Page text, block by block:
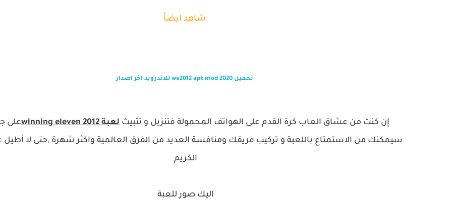
شاهد ايضاً
تحميل we2012 apk mod 2020 للاندرويد اخر اصدار
إن كنت من عشاق العاب كرة القدم على الهواتف المحمولة فتنزيل و تثبيث لعبةwinning eleven 2012على
سيمكنك من الاستمتاع باللعبة و تركيب فريقك ومنافسة العديد من الفرق العالمية واكثر شهرة ,حتى لا أطيل
الكريم
اليك صور للعبة